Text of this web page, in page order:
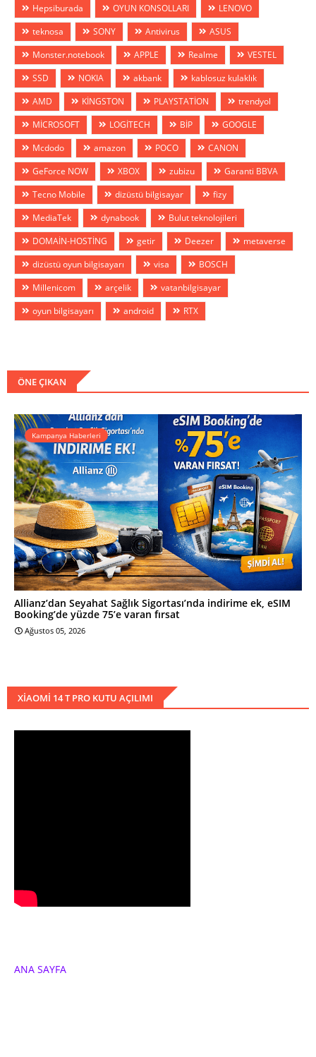
Hepsiburada OYUN KONSOLLARI
LENOVO
teknosa
SONY Antivirus
ASUS
Monster.notebook
APPLE Realme
VESTEL
SSD
NOKIA akbank
kablosuz kulaklık
AMD
KİNGSTON PLAYSTATİON
trendyol
MİCROSOFT
LOGİTECH BİP
GOOGLE
Mcdodo
amazon POCO
CANON
GeForce NOW
XBOX zubizu
Garanti BBVA
Tecno Mobile
dizüstü bilgisayar
fizy
MediaTek
dynabook
Bulut teknolojileri
DOMAİN-HOSTİNG
getir Deezer
metaverse
dizüstü oyun bilgisayarı
visa
BOSCH
Millenicom
arçelik
vatanbilgisayar
oyun bilgisayarı
android RTX
ÖNE ÇIKAN
Kampanya Haberleri
Allianz’dan Seyahat Sağlık Sigortası’nda indirime ek, eSIM
Booking’de yüzde 75’e varan fırsat
Ağustos 05, 2026
XIAOMI 14 T PRO KUTU AÇILIMI
ANA SAYFA